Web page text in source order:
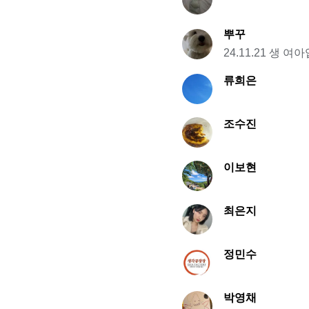
뿌꾸
24.11.21 생 여아
류희은
조수진
이보현
최은지
정민수
박영채